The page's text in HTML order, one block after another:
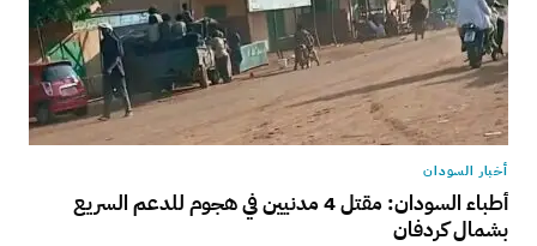
أخبار السودان
أطباء السودان: مقتل 4 مدنيين في هجوم للدعم السريع
بشمال كردفان